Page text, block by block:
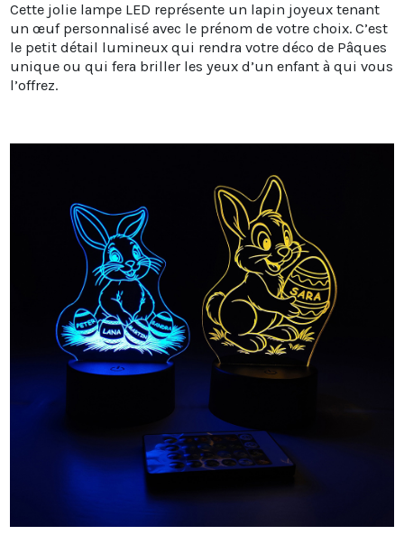
Cette jolie lampe LED représente un lapin joyeux tenant
un œuf personnalisé avec le prénom de votre choix. C’est
le petit détail lumineux qui rendra votre déco de Pâques
unique ou qui fera briller les yeux d’un enfant à qui vous
l’offrez.